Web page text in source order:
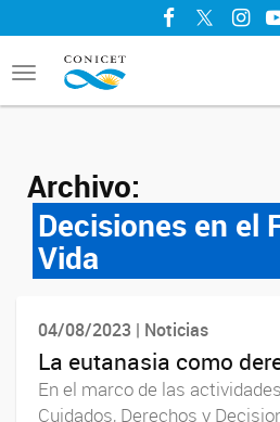
Facebook
Twitter
Toggle
navigation
Archivo:
Decisiones en el
Vida
04/08/2023 | Noticias
La eutanasia como
En el marco de las
Cuidados, Derechos y